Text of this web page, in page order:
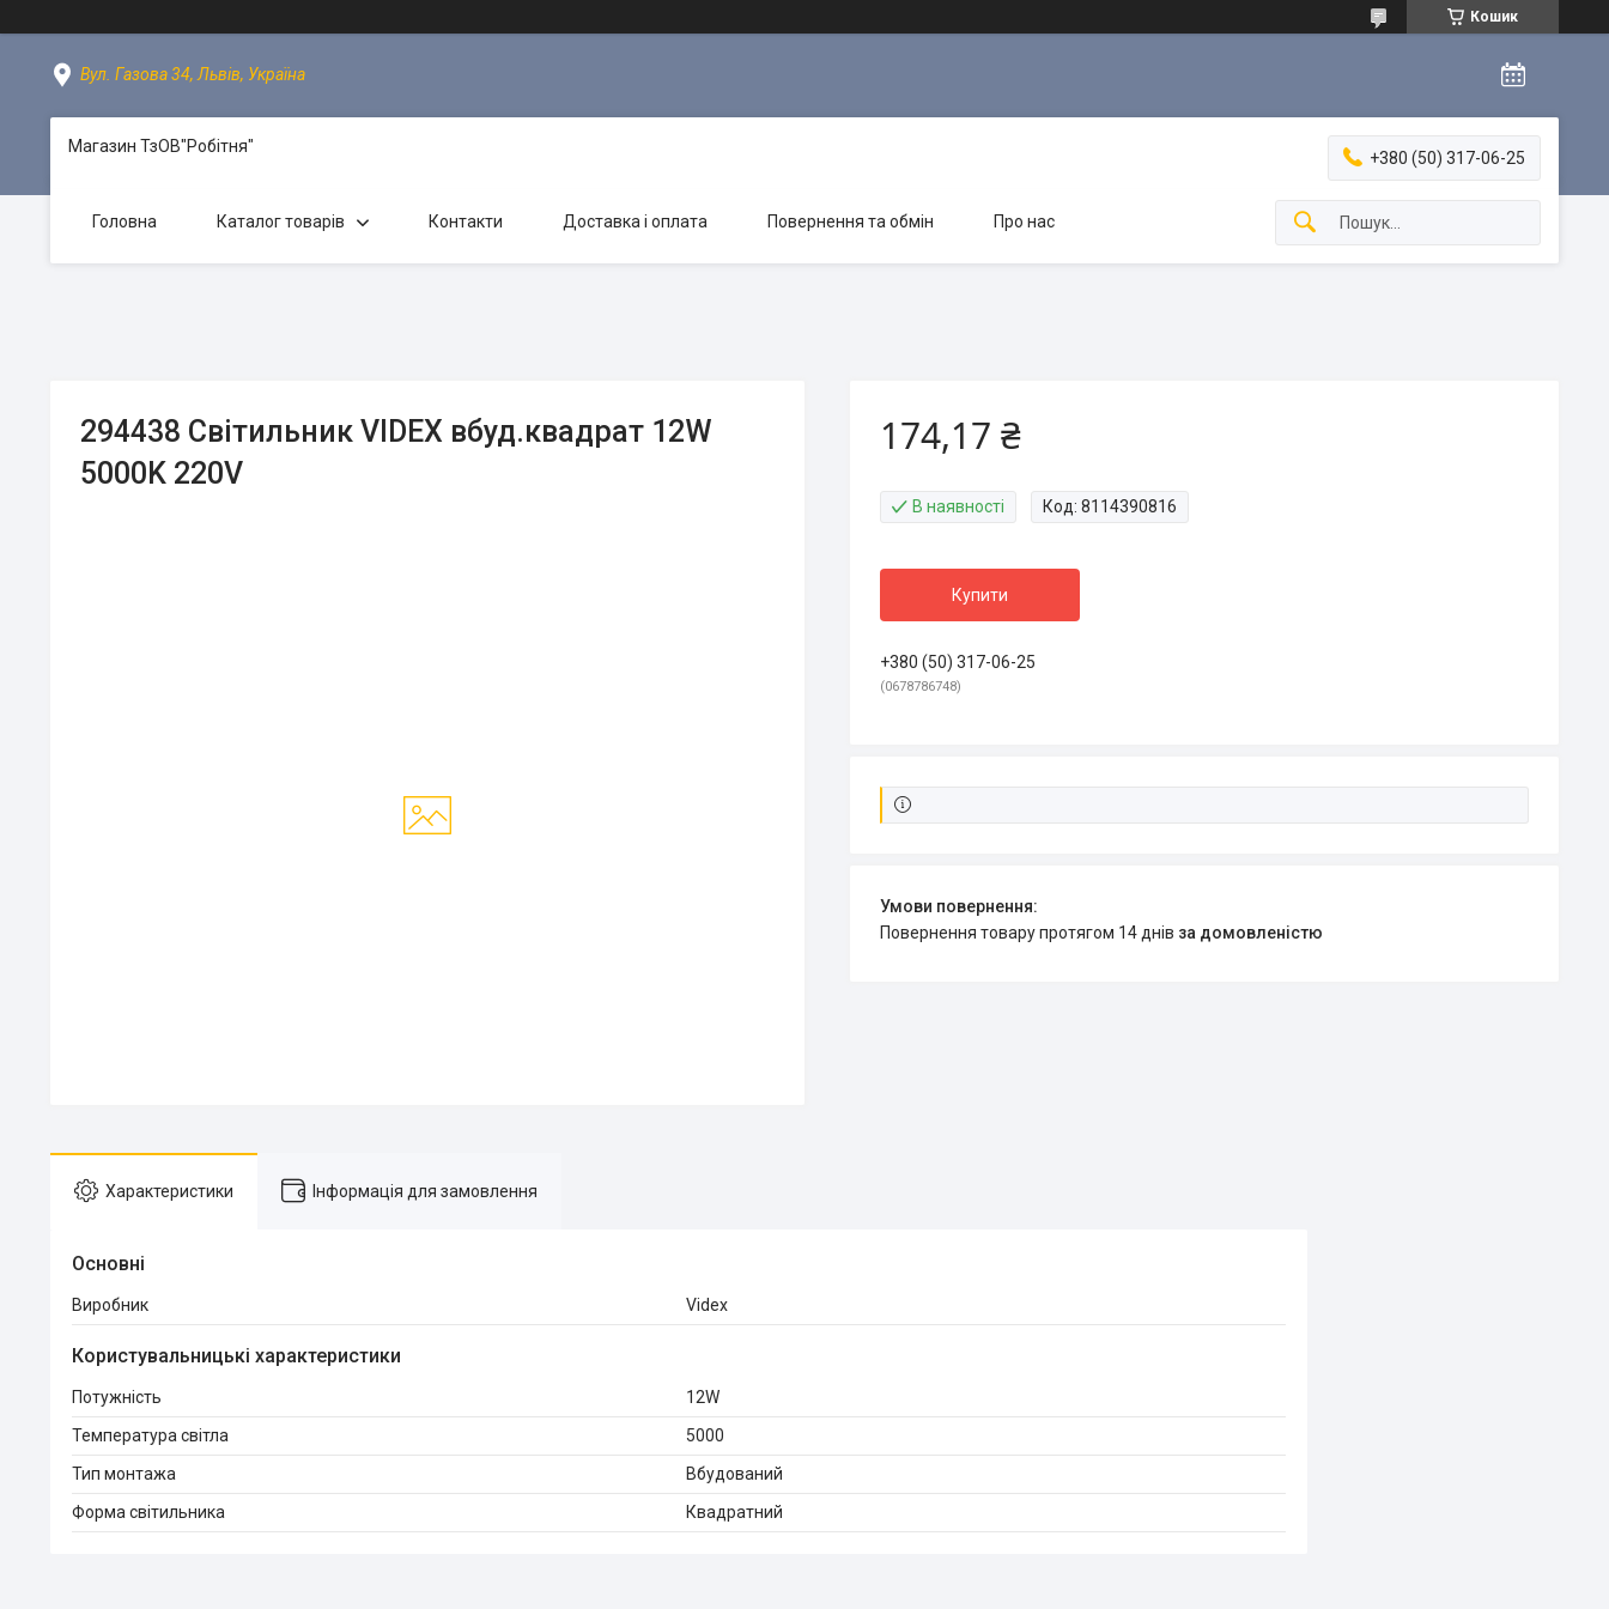
Кошик
Вул. Газова 34, Львів, Україна
Магазин ТзОВ"Робітня"
+380 (50) 317-06-25
Головна Каталог товарів Контакти Доставка і оплата Повернення та обмін Про нас
294438 Світильник VIDEX вбуд.квадрат 12W
5000K 220V
174,17 ₴
В наявності Код: 8114390816
Купити
+380 (50) 317-06-25
0678786748
повернення товару протягом 14 днів за домовленістю
Характеристики Інформація для замовлення
Основні
Виробник Videx
Користувальницькі характеристики
Потужність
12W
Температура світла
5000
Тип монтажа
Вбудований
Форма світильника
Квадратний